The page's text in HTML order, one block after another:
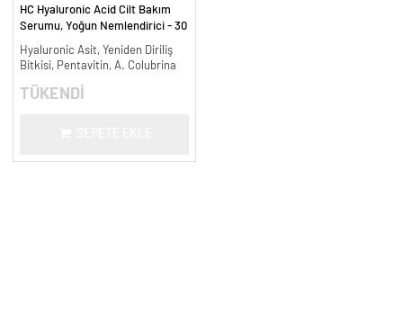
HC Hyaluronic Acid Cilt Bakım
Serumu, Yoğun Nemlendirici - 30
Hyaluronic Asit, Yeniden Diriliş
Bitkisi, Pentavitin, A. Colubrina
TÜKENDİ